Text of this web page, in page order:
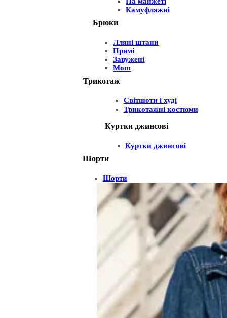
Камуфляжні
Брюки
Лляні штани
Прямі
Завужені
Mom
Трикотаж
Світшоти і худі
Трикотажні костюми
Куртки джинсові
Куртки джинсові
Шорти
Шорти